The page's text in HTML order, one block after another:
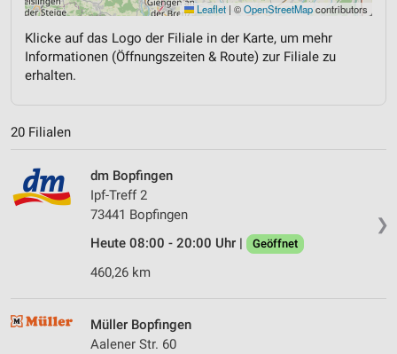
Leaflet | ©OpenStreetMapcontributors
Klicke auf das Logo der Filiale in der Karte, um mehr
Informationen (Öffnungszeiten & Route) zur Filiale zu
erhalten.
20 Filialen
❯
dm Bopfingen
Ipf-Treff 2
73441 Bopfingen
Heute 08:00 - 20:00 Uhr |
Geöffnet
460,26 km
Müller Bopfingen
Aalener Str. 60